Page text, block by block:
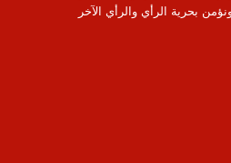
بحرية الرأي والرأي الآخر